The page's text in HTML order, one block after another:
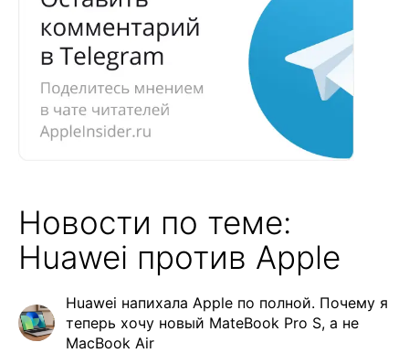
Новости по теме:
Huawei против Apple
Huawei напихала Apple по полной. Почему я
теперь хочу новый MateBook Pro S, а не
MacBook Air